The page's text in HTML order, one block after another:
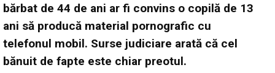
bărbat de 44 de ani ar fi convins o copilă de 13
ani să producă material pornografic cu
telefonul mobil. Surse judiciare arată că cel
bănuit de fapte este chiar preotul.